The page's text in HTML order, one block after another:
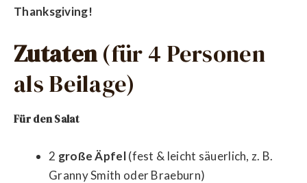
Thanksgiving!
Zutaten(für 4 Personen
als Beilage)
Für den Salat
2 große Äpfel(fest & leicht säuerlich, z. B.
Granny Smith oder Braeburn)